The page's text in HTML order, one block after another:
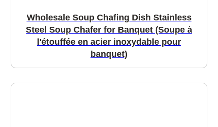
Wholesale Soup Chafing Dish Stainless
Steel Soup Chafer for Banquet (Soupe à
l'étouffée en acier inoxydable pour
banquet)